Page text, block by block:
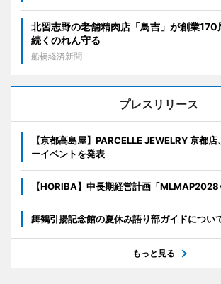
北習志野の老舗精肉店「鳥吉」が創業
続くのれん守る
船橋経済新聞
プレスリリース
【京都高島屋】PARCELLE JEWELRY 京都
ーイベントを発表
【HORIBA】中長期経営計画「
舞鶴引揚記念館の夏休み語り部ガイドについ
もっと見る